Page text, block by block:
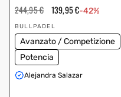
Prezzo
regolare
244,95 € Prezzo
scontato
139,95 €-42%
Fornitore:
BULLPADEL
Avanzato / Competizione
Potencia
Alejandra Salazar